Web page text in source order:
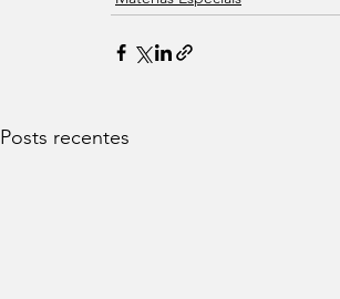
Posts recentes